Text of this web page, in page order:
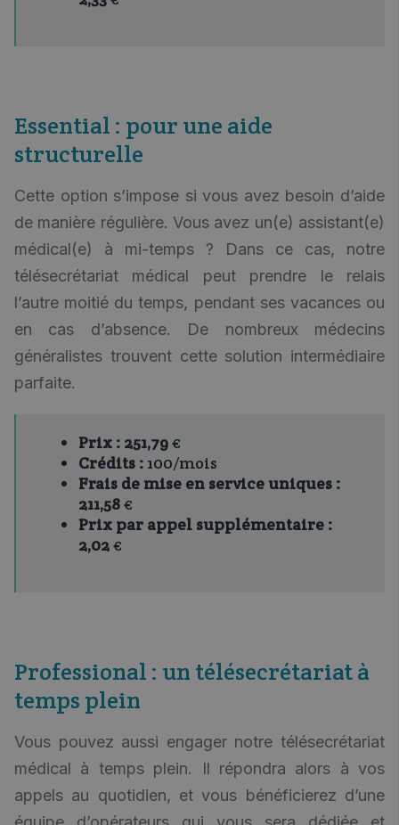
Essential : pour une aide
structurelle
Cette option s’impose si vous avez besoin d’aide
de manière régulière. Vous avez un(e) assistant(e)
médical(e) à mi-temps ? Dans ce cas, notre
télésecrétariat médical peut prendre le relais
l’autre moitié du temps, pendant ses vacances ou
en cas d’absence. De nombreux médecins
généralistes trouvent cette solution intermédiaire
parfaite.
Prix : 251,79€
Crédits : 100/mois
Frais de mise en service uniques :
211,58€
Prix par appel supplémentaire :
2,02€
Professional : un télésecrétariat à
temps plein
Vous pouvez aussi engager notre télésecrétariat
médical à temps plein. Il répondra alors à vos
appels au quotidien, et vous bénéficierez d’une